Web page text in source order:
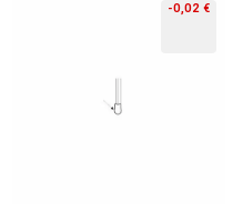
-0,02 €